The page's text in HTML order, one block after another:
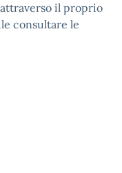
il proprio
consultare le